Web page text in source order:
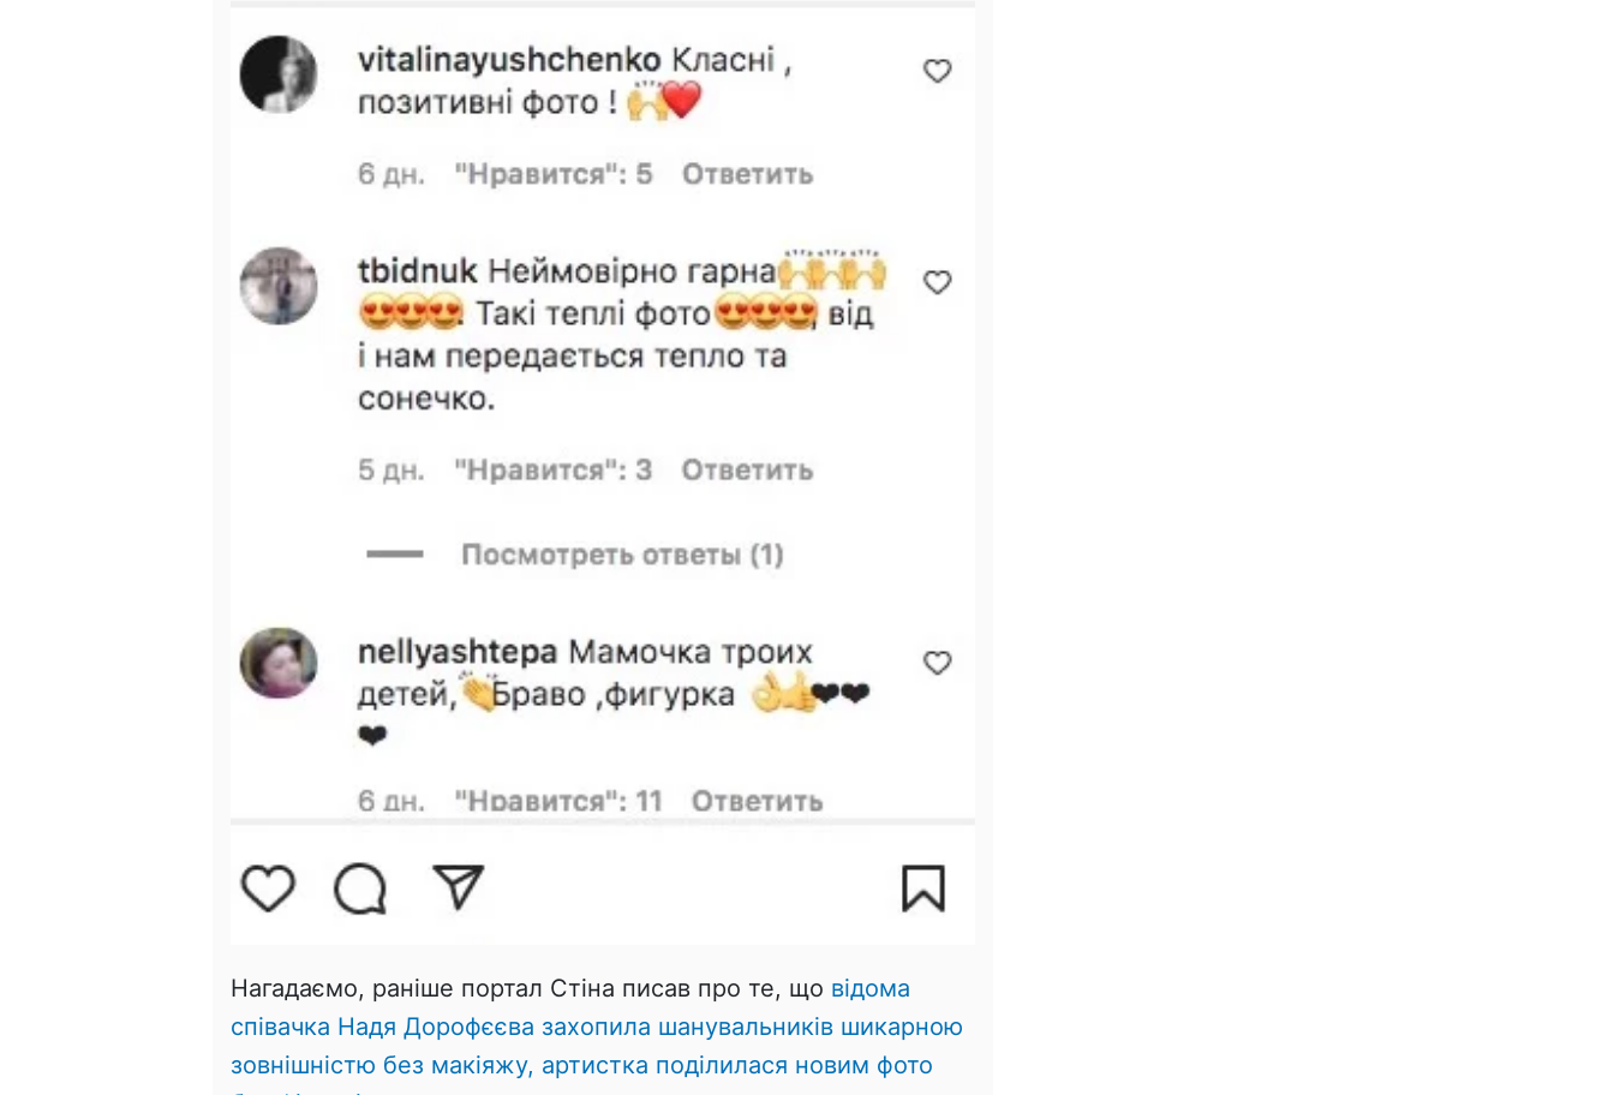
Нагадаємо, раніше портал Стіна писав про те, що відома
співачка Надя Дорофєєва захопила шанувальників шикарною
зовнішністю без макіяжу, артистка поділилася новим фото